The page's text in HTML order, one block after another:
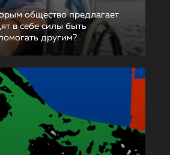
общество предлагает
в себе силы быть
другим?